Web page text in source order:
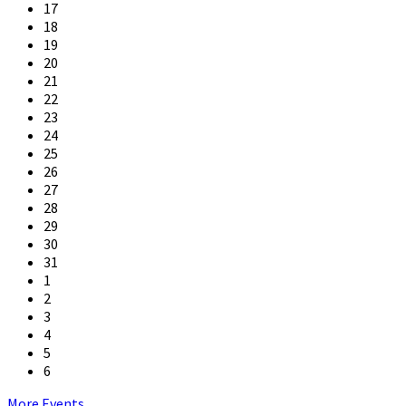
17
18
19
20
21
22
23
24
25
26
27
28
29
30
31
1
2
3
4
5
6